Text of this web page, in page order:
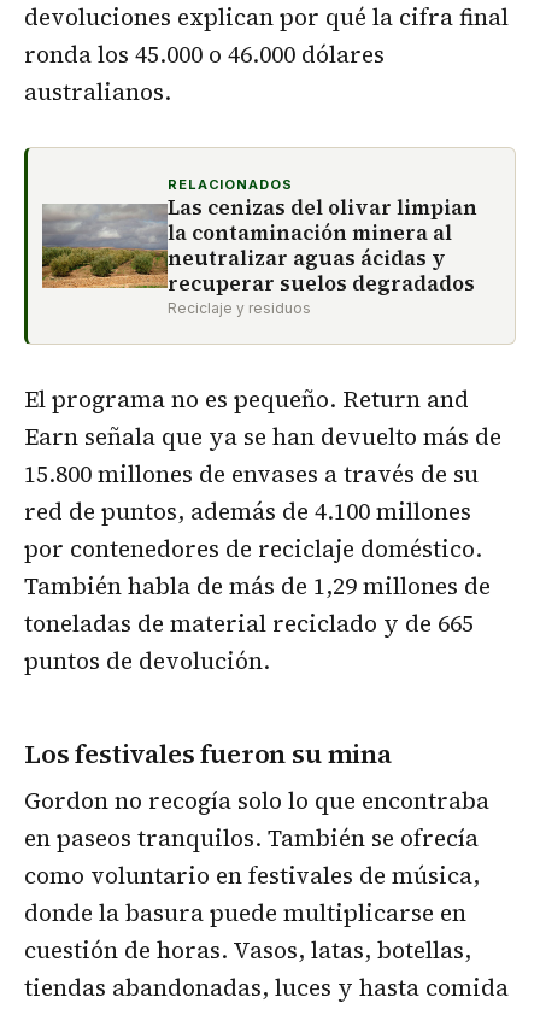
devoluciones explican por qué la cifra final
ronda los 45.000 o 46.000 dólares
australianos.
RELACIONADOS
Las cenizas del olivar limpian
la contaminación minera al
neutralizar aguas ácidas y
recuperar suelos degradados
Reciclaje y residuos
El programa no es pequeño. Return and
Earn señala que ya se han devuelto más de
15.800 millones de envases a través de su
red de puntos, además de 4.100 millones
por contenedores de reciclaje doméstico.
También habla de más de 1,29 millones de
toneladas de material reciclado y de 665
puntos de devolución.
Los festivales fueron su mina
Gordon no recogía solo lo que encontraba
en paseos tranquilos. También se ofrecía
como voluntario en festivales de música,
donde la basura puede multiplicarse en
cuestión de horas. Vasos, latas, botellas,
tiendas abandonadas, luces y hasta comida